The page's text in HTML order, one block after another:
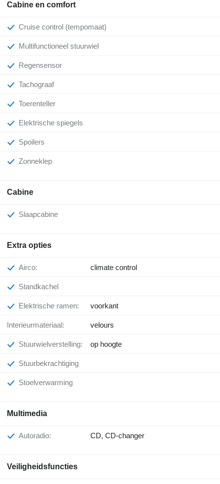
Cabine en comfort
Cruise control (tempomaat)
Multifunctioneel stuurwiel
Regensensor
Tachograaf
Toerenteller
Elektrische spiegels
Spoilers
Zonneklep
Cabine
Slaapcabine
Extra opties
Airco: climate control
Standkachel
Elektrische ramen: voorkant
Interieurmateriaal: velours
Stuurwielverstelling: op hoogte
Stuurbekrachtiging
Stoelverwarming
Multimedia
Autoradio: CD, CD-changer
Veiligheidsfuncties